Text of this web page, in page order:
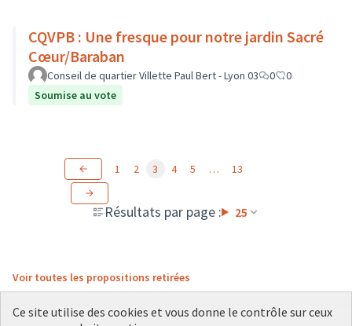
CQVPB : Une fresque pour notre jardin Sacré
Cœur/Baraban
Conseil de quartier Villette Paul Bert - Lyon 03 0
0
Soumise au vote
Résultats par page : 25
1 2 3 4 5 … 13
Voir toutes les propositions retirées
Ce site utilise des cookies et vous donne le contrôle sur ceux